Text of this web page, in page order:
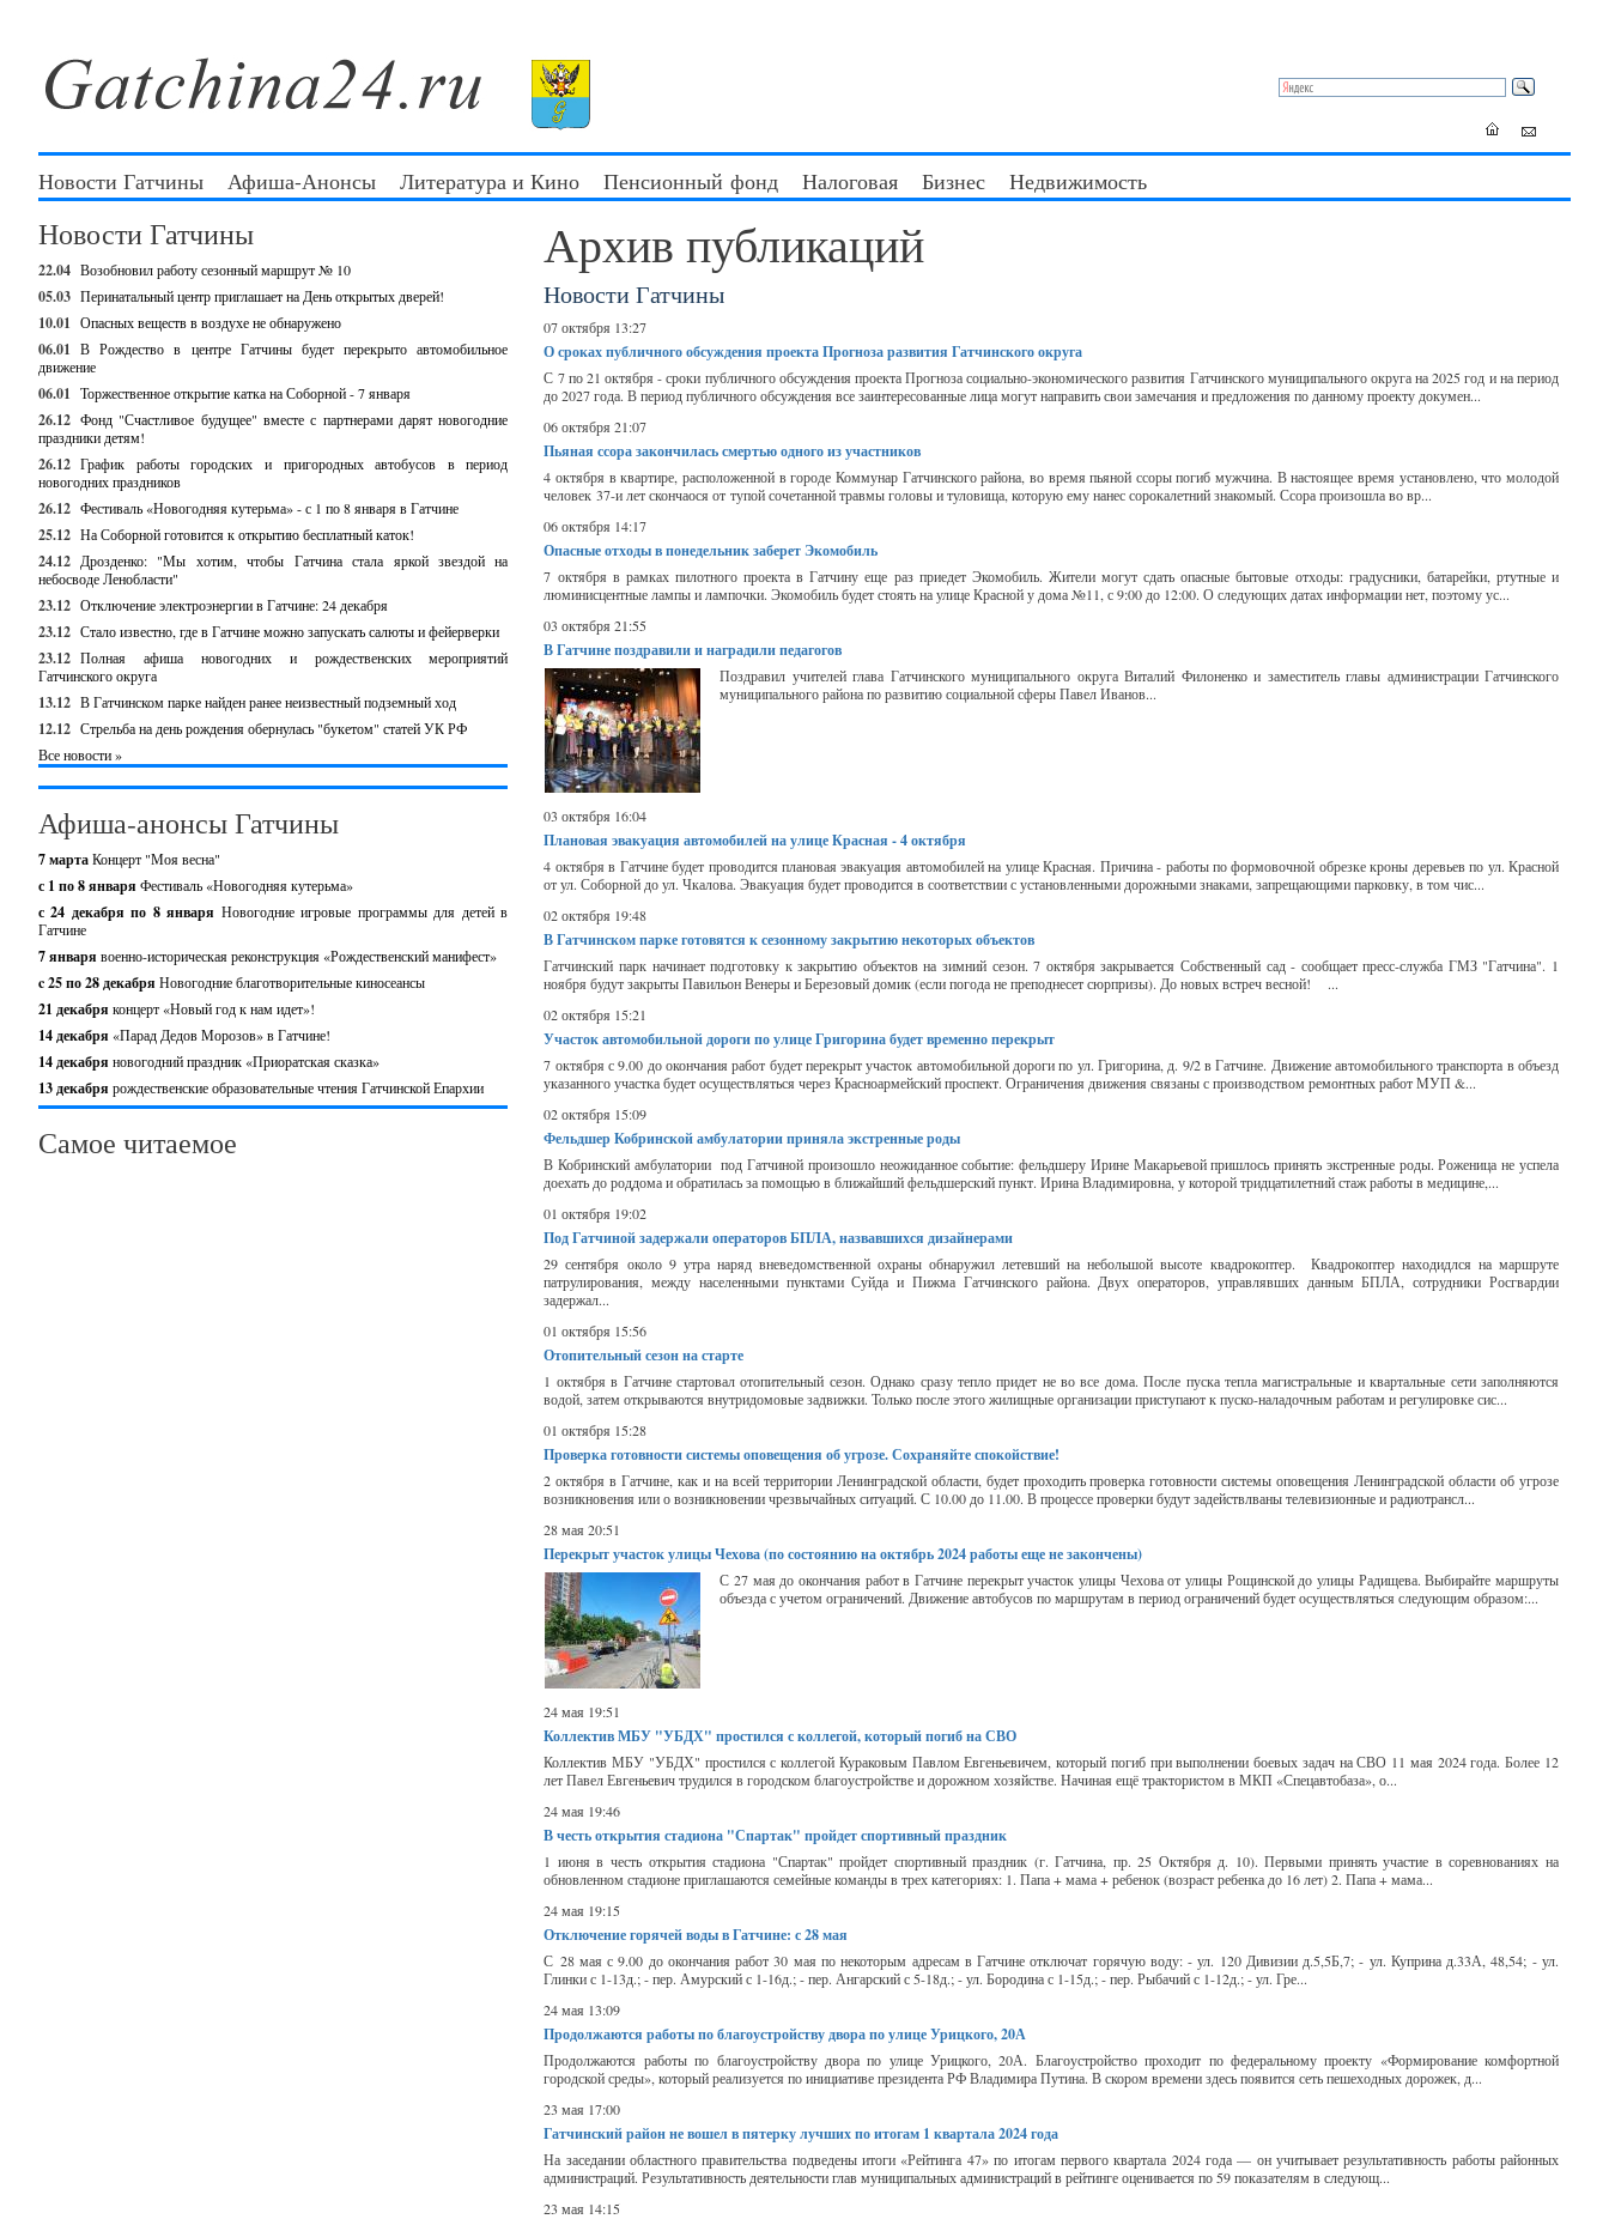
Новости Гатчины Афиша-Анонсы Литература и Кино Пенсионный фонд Налоговая Бизнес Недвижимость
Новости Гатчины
22.04 Возобновил работу сезонный маршрут № 10
05.03 Перинатальный центр приглашает на День открытых дверей!
10.01 Опасных веществ в воздухе не обнаружено
06.01 В Рождество в центре Гатчины будет перекрыто автомобильное
движение
06.01 Торжественное открытие катка на Соборной - 7 января
26.12 Фонд "Счастливое будущее" вместе с партнерами дарят новогодние
праздники детям!
26.12 График работы городских и пригородных автобусов в период
новогодних праздников
26.12 Фестиваль «Новогодняя кутерьма» - с 1 по 8 января в Гатчине
25.12 На Соборной готовится к открытию бесплатный каток!
24.12 Дрозденко: "Мы хотим, чтобы Гатчина стала яркой звездой на
небосводе Ленобласти"
23.12 Отключение электроэнергии в Гатчине: 24 декабря
23.12 Стало известно, где в Гатчине можно запускать салюты и фейерверки
23.12 Полная афиша новогодних и рождественских мероприятий
Гатчинского округа
13.12 В Гатчинском парке найден ранее неизвестный подземный ход
12.12 Стрельба на день рождения обернулась "букетом" статей УК РФ
Все новости »
Афиша-анонсы Гатчины
7 мартаКонцерт "Моя весна"
с 1 по 8 января Фестиваль «Новогодняя кутерьма»
с 24 декабря по 8 января Новогодние игровые программы для детей в
Гатчине
7 января военно-историческая реконструкция «Рождественский манифест»
c 25 по 28 декабря Новогодние благотворительные киносеансы
21 декабря концерт «Новый год к нам идет»!
14 декабря «Парад Дедов Морозов» в Гатчине!
14 декабря новогодний праздник «Приоратская сказка»
13 декабря рождественские образовательные чтения Гатчинской Епархии
Самое читаемое
Архив публикаций
Новости Гатчины
07 октября 13:27
О сроках публичного обсуждения проекта Прогноза развития Гатчинского округа
С 7 по 21 октября - сроки публичного обсуждения проекта Прогноза социально-экономического развития Гатчинского муниципального округа на 2025 год и на период
до 2027 года. В период публичного обсуждения все заинтересованные лица могут направить свои замечания и предложения по данному проекту докумен...
06 октября 21:07
Пьяная ссора закончилась смертью одного из участников
4 октября в квартире, расположенной в городе Коммунар Гатчинского района, во время пьяной ссоры погиб мужчина. В настоящее время установлено, что молодой
человек 37-и лет скончаося от тупой сочетанной травмы головы и туловища, которую ему нанес сорокалетний знакомый. Ссора произошла во вр...
06 октября 14:17
Опасные отходы в понедельник заберет Экомобиль
7 октября в рамках пилотного проекта в Гатчину еще раз приедет Экомобиль. Жители могут сдать опасные бытовые отходы: градусники, батарейки, ртутные и
люминисцентные лампы и лампочки. Экомобиль будет стоять на улице Красной у дома №11, с 9:00 до 12:00. О следующих датах информации нет, поэтому ус...
03 октября 21:55
В Гатчине поздравили и наградили педагогов
Поздравил учителей глава Гатчинского муниципального округа Виталий Филоненко и заместитель главы администрации Гатчинского
муниципального района по развитию социальной сферы Павел Иванов...
03 октября 16:04
Плановая эвакуация автомобилей на улице Красная - 4 октября
4 октября в Гатчине будет проводится плановая эвакуация автомобилей на улице Красная. Причина - работы по формовочной обрезке кроны деревьев по ул. Красной
от ул. Соборной до ул. Чкалова. Эвакуация будет проводится в соответствии с установленными дорожными знаками, запрещающими парковку, в том чис...
02 октября 19:48
В Гатчинском парке готовятся к сезонному закрытию некоторых объектов
Гатчинский парк начинает подготовку к закрытию объектов на зимний сезон. 7 октября закрывается Собственный сад - сообщает пресс-служба ГМЗ "Гатчина". 1
ноября будут закрыты Павильон Венеры и Березовый домик (если погода не преподнесет сюрпризы). До новых встреч весной! ...
02 октября 15:21
Участок автомобильной дороги по улице Григорина будет временно перекрыт
7 октября с 9.00 до окончания работ будет перекрыт участок автомобильной дороги по ул. Григорина, д. 9/2 в Гатчине. Движение автомобильного транспорта в объезд
указанного участка будет осуществляться через Красноармейский проспект. Ограничения движения связаны с производством ремонтных работ МУП &...
02 октября 15:09
Фельдшер Кобринской амбулатории приняла экстренные роды
В Кобринский амбулатории под Гатчиной произошло неожиданное событие: фельдшеру Ирине Макарьевой пришлось принять экстренные роды. Роженица не успела
доехать до роддома и обратилась за помощью в ближайший фельдшерский пункт. Ирина Владимировна, у которой тридцатилетний стаж работы в медицине,...
01 октября 19:02
Под Гатчиной задержали операторов БПЛА, назвавшихся дизайнерами
29 сентября около 9 утра наряд вневедомственной охраны обнаружил летевший на небольшой высоте квадрокоптер. Квадрокоптер находидлся на маршруте
патрулирования, между населенными пунктами Суйда и Пижма Гатчинского района. Двух операторов, управлявших данным БПЛА, сотрудники Росгвардии
задержал...
01 октября 15:56
Отопительный сезон на старте
1 октября в Гатчине стартовал отопительный сезон. Однако сразу тепло придет не во все дома. После пуска тепла магистральные и квартальные сети заполняются
водой, затем открываются внутридомовые задвижки. Только после этого жилищные организации приступают к пуско-наладочным работам и регулировке сис...
01 октября 15:28
Проверка готовности системы оповещения об угрозе. Сохраняйте спокойствие!
2 октября в Гатчине, как и на всей территории Ленинградской области, будет проходить проверка готовности системы оповещения Ленинградской области об угрозе
возникновения или о возникновении чрезвычайных ситуаций. С 10.00 до 11.00. В процессе проверки будут задействлваны телевизионные и радиотрансл...
28 мая 20:51
Перекрыт участок улицы Чехова (по состоянию на октябрь 2024 работы еще не закончены)
С 27 мая до окончания работ в Гатчине перекрыт участок улицы Чехова от улицы Рощинской до улицы Радищева. Выбирайте маршруты
объезда с учетом ограничений. Движение автобусов по маршрутам в период ограничений будет осуществляться следующим образом:...
24 мая 19:51
Коллектив МБУ "УБДХ" простился с коллегой, который погиб на СВО
Коллектив МБУ "УБДХ" простился с коллегой Кураковым Павлом Евгеньевичем, который погиб при выполнении боевых задач на СВО 11 мая 2024 года. Более 12
лет Павел Евгеньевич трудился в городском благоустройстве и дорожном хозяйстве. Начиная ещё трактористом в МКП «Спецавтобаза», о...
24 мая 19:46
В честь открытия стадиона "Спартак" пройдет спортивный праздник
1 июня в честь открытия стадиона "Спартак" пройдет спортивный праздник (г. Гатчина, пр. 25 Октября д. 10). Первыми принять участие в соревнованиях на
обновленном стадионе приглашаются семейные команды в трех категориях: 1. Папа + мама + ребенок (возраст ребенка до 16 лет) 2. Папа + мама...
24 мая 19:15
Отключение горячей воды в Гатчине: с 28 мая
С 28 мая с 9.00 до окончания работ 30 мая по некоторым адресам в Гатчине отключат горячую воду: - ул. 120 Дивизии д.5,5Б,7; - ул. Куприна д.33А, 48,54; - ул.
Глинки с 1-13д.; - пер. Амурский с 1-16д.; - пер. Ангарский с 5-18д.; - ул. Бородина с 1-15д.; - пер. Рыбачий с 1-12д.; - ул. Гре...
24 мая 13:09
Продолжаются работы по благоустройству двора по улице Урицкого, 20А
Продолжаются работы по благоустройству двора по улице Урицкого, 20А. Благоустройство проходит по федеральному проекту «Формирование комфортной
городской среды», который реализуется по инициативе президента РФ Владимира Путина. В скором времени здесь появится сеть пешеходных дорожек, д...
23 мая 17:00
Гатчинский район не вошел в пятерку лучших по итогам 1 квартала 2024 года
На заседании областного правительства подведены итоги «Рейтинга 47» по итогам первого квартала 2024 года — он учитывает результативность работы районных
администраций. Результативность деятельности глав муниципальных администраций в рейтинге оценивается по 59 показателям в следующ...
23 мая 14:15